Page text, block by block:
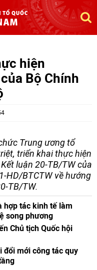
hiện
Bộ Chính
Trung ương tổ
triển khai thực hiện
luận 20-TB/TW của
HD/BTCTW về hướng
TB/TW.
hợp tác kinh tế làm
song phương
Chủ tịch Quốc hội
đổi mới công tác quy